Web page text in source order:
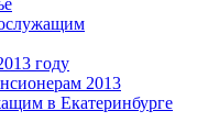
году
2013
в Екатеринбурге